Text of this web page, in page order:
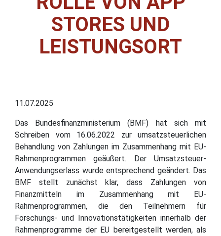
STORES UND
LEISTUNGSORT
11.07.2025
Das Bundesfinanzministerium (BMF) hat sich mit
Schreiben vom 16.06.2022 zur umsatzsteuerlichen
Behandlung von Zahlungen im Zusammenhang mit EU-
Rahmenprogrammen geäußert. Der Umsatzsteuer-
Anwendungserlass wurde entsprechend geändert. Das
BMF stellt zunächst klar, dass Zahlungen von
Finanzmitteln im Zusammenhang mit EU-
Rahmenprogrammen, die den Teilnehmern für
Forschungs- und Innovationstätigkeiten innerhalb der
Rahmenprogramme der EU bereitgestellt werden, als